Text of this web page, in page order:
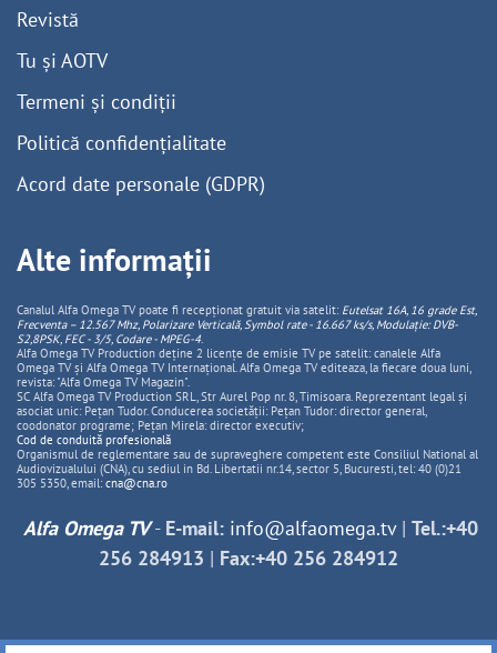
Revistă
Tu și AOTV
Termeni și condiții
Politică confidențialitate
Acord date personale (GDPR)
Alte informații
Canalul Alfa Omega TV poate fi recepționat gratuit via satelit: Eutelsat 16A, 16 grade Est,
Frecventa – 12.567 Mhz, PolarizareVerticală, Symbol rate - 16.667 ks/s, Modulație: DVB-
S2,8PSK, FEC - 3/5, Codare - MPEG-4.
Alfa Omega TV Production deține 2 licențe de emisie TV pe satelit: canalele Alfa
Omega TV și Alfa Omega TV Internațional. Alfa Omega TV editeaza, la fiecare doua luni,
revista: "Alfa Omega TV Magazin".
SC Alfa Omega TV Production SRL, Str Aurel Pop nr. 8, Timisoara. Reprezentant legal și
asociat unic: Pețan Tudor. Conducerea societății: Pețan Tudor: director general,
coodonator programe; Pețan Mirela: director executiv;
Cod de conduită profesională
Organismul de reglementare sau de supraveghere competent este Consiliul National al
Audiovizualului (CNA), cu sediul in Bd. Libertatii nr.14, sector 5, Bucuresti, tel: 40 (0)21
305 5350, email: cna@cna.ro
Alfa Omega TV- E-mail: info@alfaomega.tv| Tel.:+40
256 284913 | Fax:+40 256 284912